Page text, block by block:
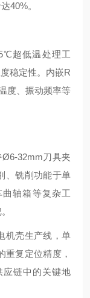
40%。
超低温处理工
稳定性。内嵌R
度、振动频率等
32mm刀具夹
、铣削功能于单
轴箱等复杂工
机壳生产线，单
重复定位精度，
应链中的关键地